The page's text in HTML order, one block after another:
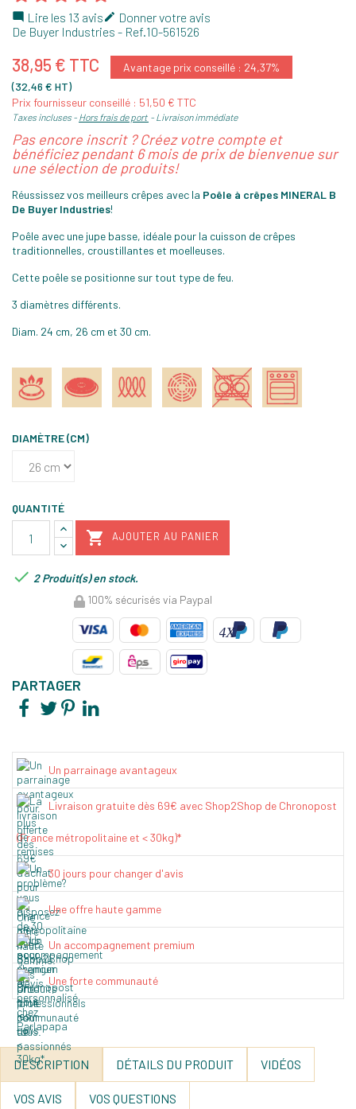
 Lire les 13 avis Donner votre avis
De Buyer Industries - Ref.10-561526
38,95 € TTC
Avantage prix conseillé : 24,37%
(32,46 € HT)
Prix fournisseur conseillé : 51,50 € TTC
Taxes incluses Hors frais de port Livraison immédiate
Pas encore inscrit ? Créez votre compte et
bénéficiez pendant 6 mois de prix de bienvenue sur
une sélection de produits!
Réussissez vos meilleurs crêpes avec la Poêle à crêpes MINERAL B
De Buyer Industries!
Poêle avec une jupe basse, idéale pour la cuisson de crêpes
traditionnelles, croustillantes et moelleuses.
Cette poêle se positionne sur tout type de feu.
3 diamètres différents.
Diam. 24 cm, 26 cm et 30 cm.
DIAMÈTRE (CM)
QUANTITÉ
 AJOUTER AU PANIER
 2 Produit(s) en stock.
100% sécurisés via Paypal
PARTAGER
Un parrainage avantageux
Livraison gratuite dès 69€ avec Shop2Shop de Chronopost
(France métropolitaine et < 30kg)*
30 jours pour changer d'avis
Une offre haute gamme
Un accompagnement premium
Une forte communauté
DESCRIPTION DÉTAILS DU PRODUIT VIDÉOS
VOS AVIS VOS QUESTIONS